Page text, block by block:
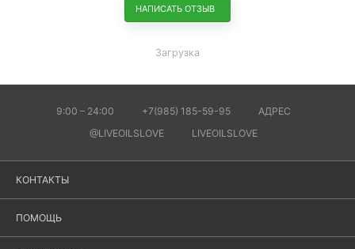
НАПИСАТЬ ОТЗЫВ
Загрузка
9:00 – 24:00 +7(985) 185-59-95
АДРЕС
@LIVEOILSLOVE
LIVEOILSLOVE
КОНТАКТЫ
ПОМОЩЬ